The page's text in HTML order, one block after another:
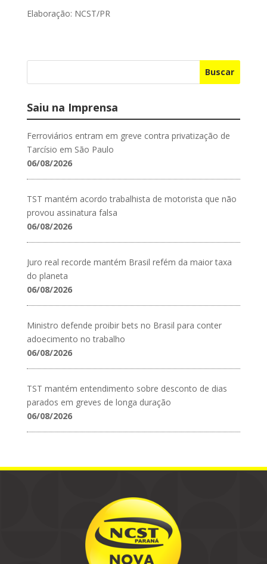
Elaboração: NCST/PR
Buscar
Saiu na Imprensa
Ferroviários entram em greve contra privatização de
Tarcísio em São Paulo
06/08/2026
TST mantém acordo trabalhista de motorista que não
provou assinatura falsa
06/08/2026
Juro real recorde mantém Brasil refém da maior taxa
do planeta
06/08/2026
Ministro defende proibir bets no Brasil para conter
adoecimento no trabalho
06/08/2026
TST mantém entendimento sobre desconto de dias
parados em greves de longa duração
06/08/2026